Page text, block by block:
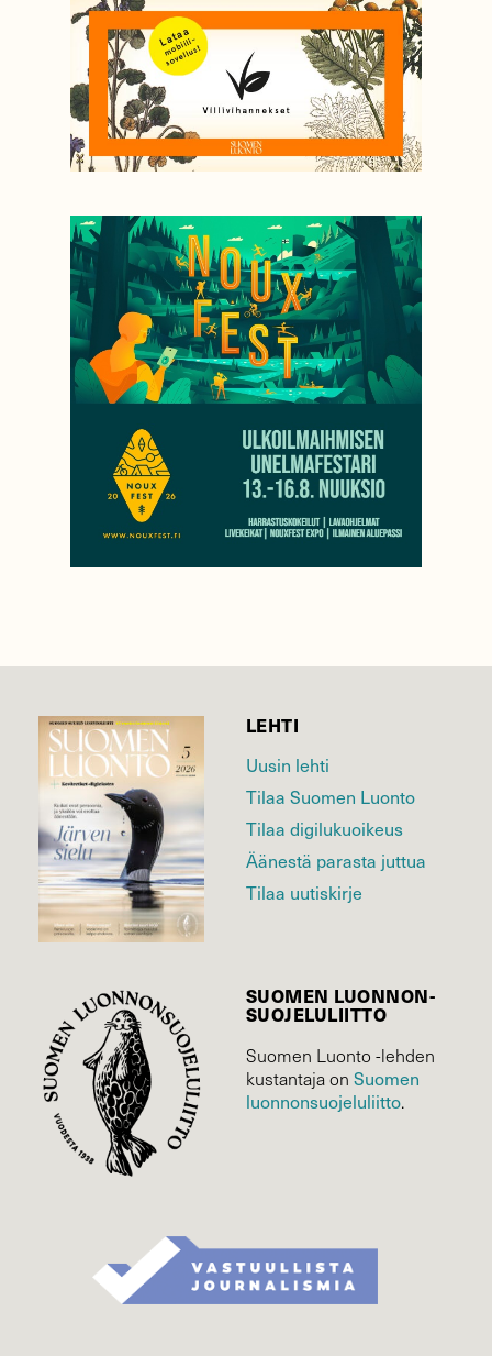
LEHTI
Uusin lehti
Tilaa Suomen Luonto
Tilaa digilukuoikeus
Äänestä parasta juttua
Tilaa uutiskirje
SUOMEN LUONNON­
SUOJELU­LIITTO
Suomen Luonto -lehden
kustantaja on Suomen
luonnonsuojelu­liitto.